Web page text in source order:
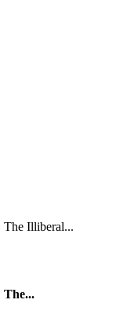
The Illiberal...
The...